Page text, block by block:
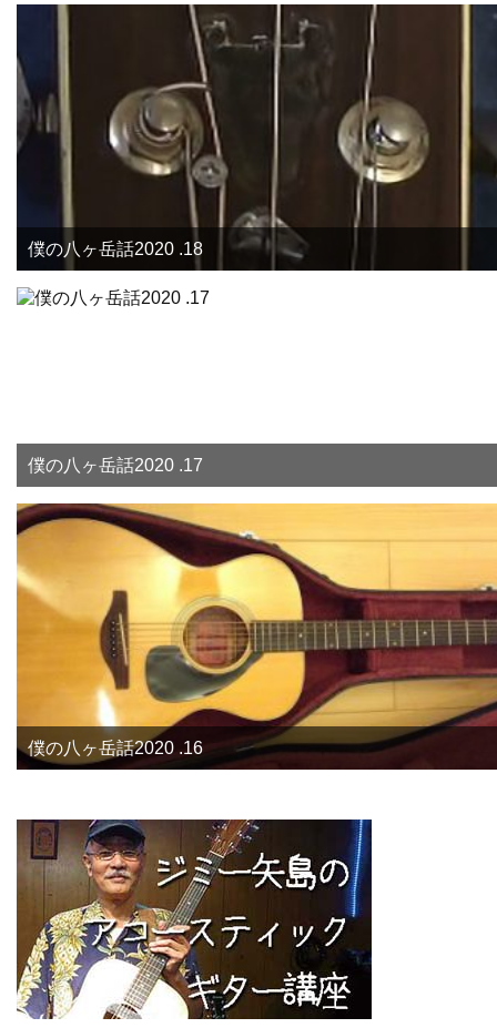
僕の八ヶ岳話2020 .18
僕の八ヶ岳話2020 .17
僕の八ヶ岳話2020 .16